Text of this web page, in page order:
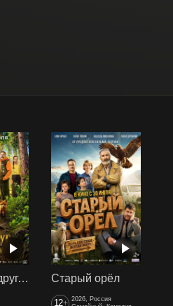
Мой дикий друг. Возвращение домой Старый орёл
12+ 2026, Россия